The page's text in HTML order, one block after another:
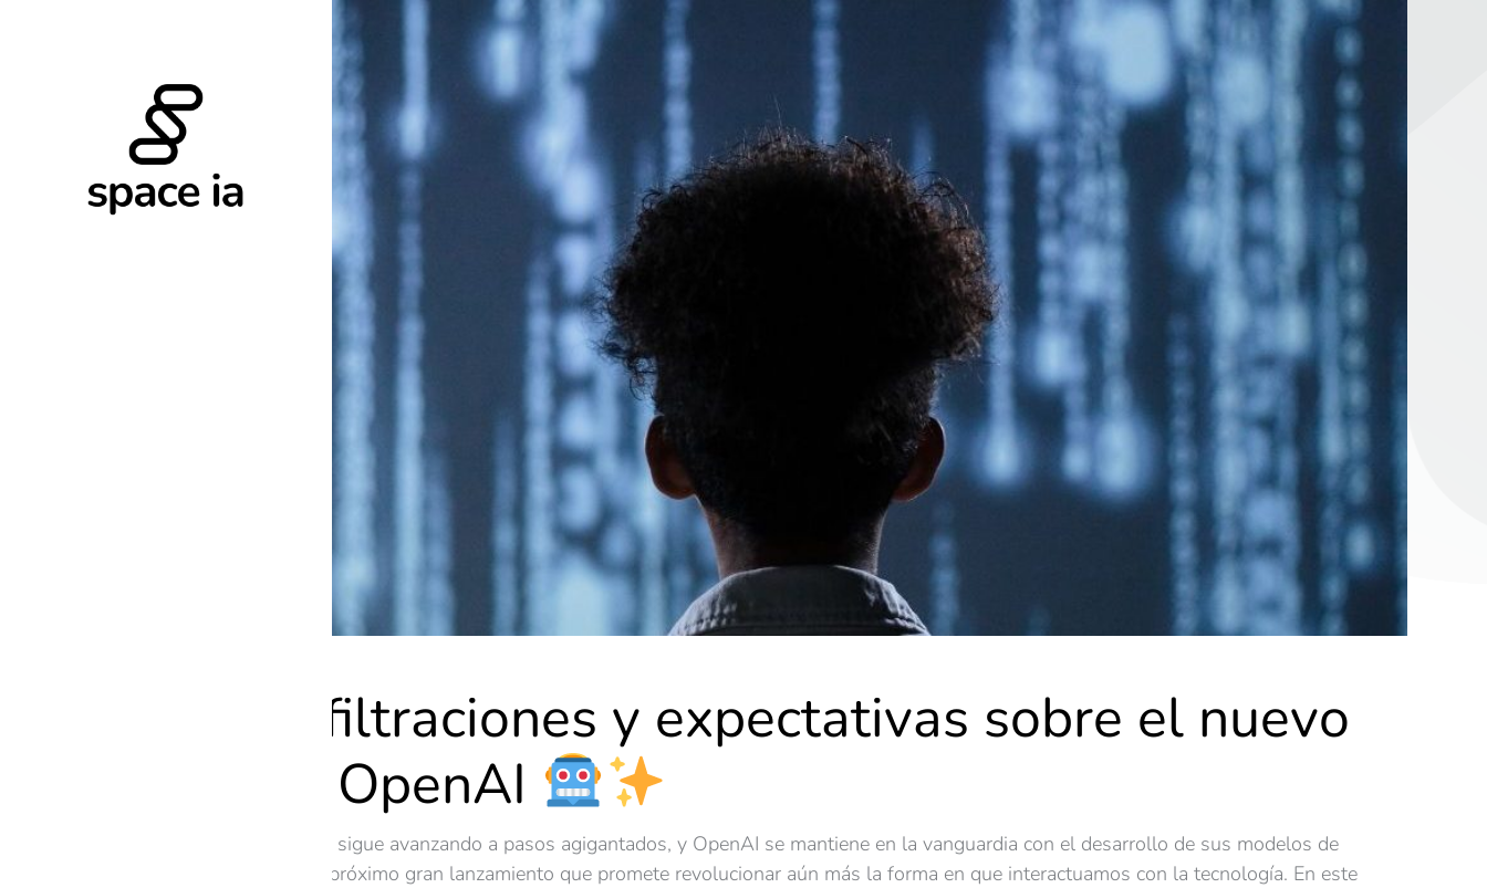
GPT-5: filtraciones y expectativas sobre el nuevo
modelo OpenAI
La inteligencia artificial sigue avanzando a pasos agigantados, y OpenAI se mantiene en la vanguardia con el desarrollo de sus modelos de
lenguaje. GPT-5 es el próximo gran lanzamiento que promete revolucionar aún más la forma en que interactuamos con la tecnología. En este